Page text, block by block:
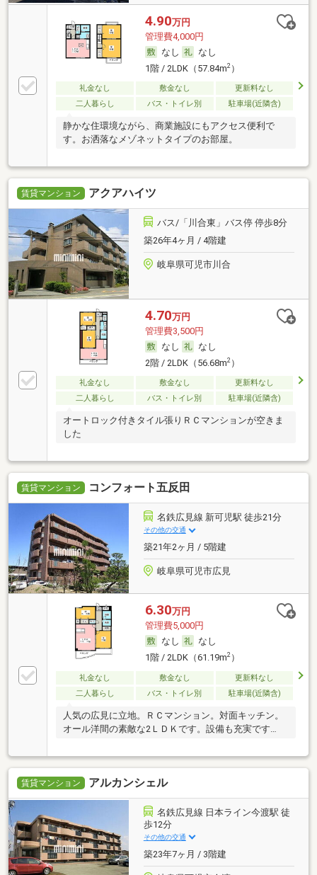
4.90万円
管理費4,000円
なし
なし
1階 / 2LDK（57.84m2）
礼金なし 敷金なし
更新料なし
二人暮らし
バス・トイレ別 駐車場(近隣含)
静かな住環境ながら、商業施設にもアクセス便利で
す。お洒落なメゾネットタイプのお部屋。
賃貸マンション アクアハイツ
バス/「川合東」バス停 停歩8分
築26年4ヶ月 / 4階建
岐阜県可児市川合
4.70万円
管理費3,500円
なし
なし
2階 / 2LDK（56.68m2）
礼金なし 敷金なし
更新料なし
二人暮らし
バス・トイレ別 駐車場(近隣含)
オートロック付きタイル張りＲＣマンションが空きま
した
賃貸マンション コンフォート五反田
名鉄広見線 新可児駅 徒歩21分
その他の交通
築21年2ヶ月 / 5階建
岐阜県可児市広見
6.30万円
管理費5,000円
なし
なし
1階 / 2LDK（61.19m2）
礼金なし 敷金なし
更新料なし
二人暮らし
バス・トイレ別 駐車場(近隣含)
人気の広見に立地。ＲＣマンション。対面キッチン。
オール洋間の素敵な2ＬＤＫです。設備も充実です
賃貸マンション アルカンシェル
名鉄広見線 日本ライン今渡駅 徒
歩12分
その他の交通
築23年7ヶ月 / 3階建